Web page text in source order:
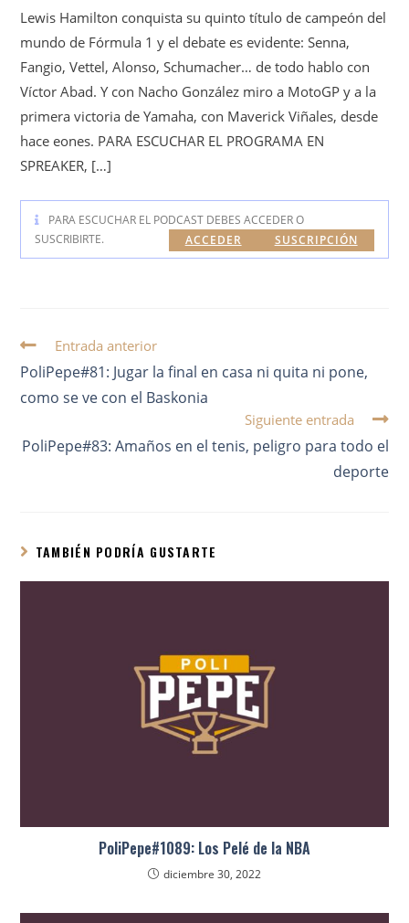
Lewis Hamilton conquista su quinto título de campeón del
mundo de Fórmula 1 y el debate es evidente: Senna,
Fangio, Vettel, Alonso, Schumacher… de todo hablo con
Víctor Abad. Y con Nacho González miro a MotoGP y a la
primera victoria de Yamaha, con Maverick Viñales, desde
hace eones. PARA ESCUCHAR EL PROGRAMA EN
SPREAKER, […]
PARA ESCUCHAR EL PODCAST DEBES ACCEDER O
SUSCRIBIRTE.
SUSCRIPCIÓN
ACCEDER
Entrada anterior
PoliPepe#81: Jugar la final en casa ni quita ni pone,
como se ve con el Baskonia
Siguiente entrada
PoliPepe#83: Amaños en el tenis, peligro para todo el
deporte
TAMBIÉN PODRÍA GUSTARTE
PoliPepe#1089: Los Pelé de la NBA
diciembre 30, 2022